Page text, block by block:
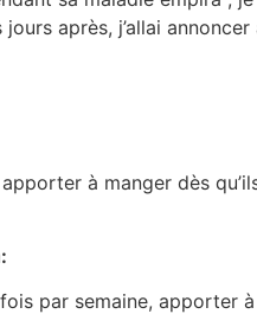
après, j’allai
à manger dès
par semaine,